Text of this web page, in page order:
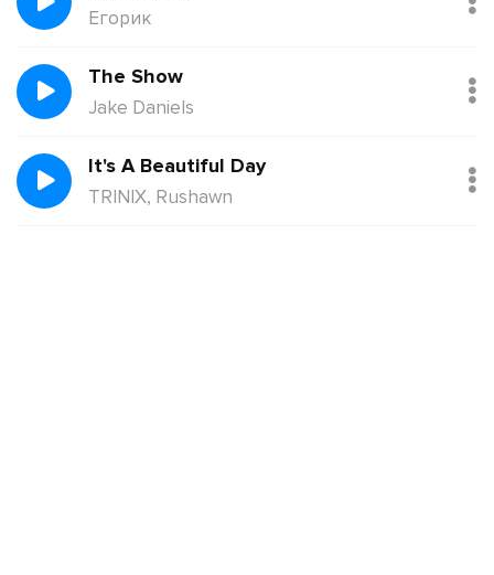
Егорик
The Show
Jake Daniels
It's A Beautiful Day
TRINIX, Rushawn